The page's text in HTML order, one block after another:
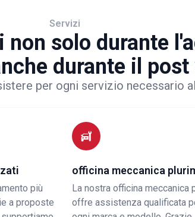
Servizi
solo durante
durante il
per ogni servizio necessario
più
a proposte
officina meccanica
La nostra officina meccanica
offre assistenza qualificata